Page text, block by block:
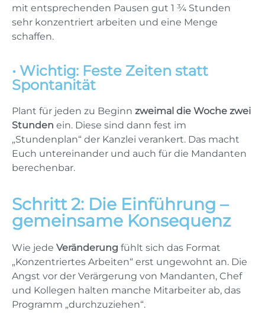
mit entsprechenden Pausen gut 1 ¾ Stunden
sehr konzentriert arbeiten und eine Menge
schaffen.
• Wichtig: Feste Zeiten statt
Spontanität
Plant für jeden zu Beginn zweimal die Woche zwei
Stunden ein. Diese sind dann fest im
„Stundenplan“ der Kanzlei verankert. Das macht
Euch untereinander und auch für die Mandanten
berechenbar.
Schritt 2: Die Einführung –
gemeinsame Konsequenz
Wie jede Veränderung fühlt sich das Format
„Konzentriertes Arbeiten“ erst ungewohnt an. Die
Angst vor der Verärgerung von Mandanten, Chef
und Kollegen halten manche Mitarbeiter ab, das
Programm „durchzuziehen“.